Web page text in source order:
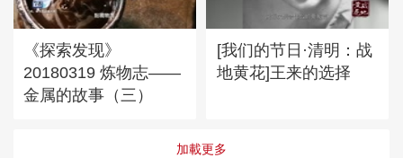
《探索发现》
20180319 炼物志——
金属的故事（三）
[我们的节日·清明：战
地黄花]王来的选择
加載更多